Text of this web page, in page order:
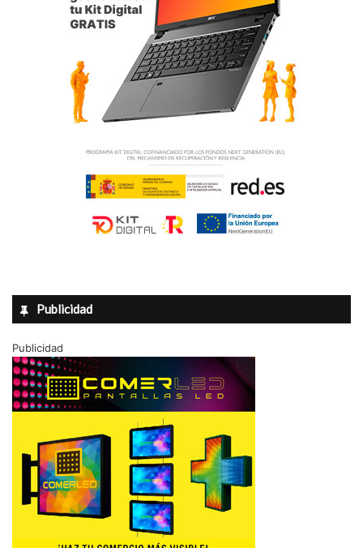
Publicidad
Publicidad